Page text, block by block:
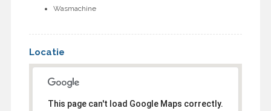
Wasmachine
Locatie
This page can't load Google Maps correctly.